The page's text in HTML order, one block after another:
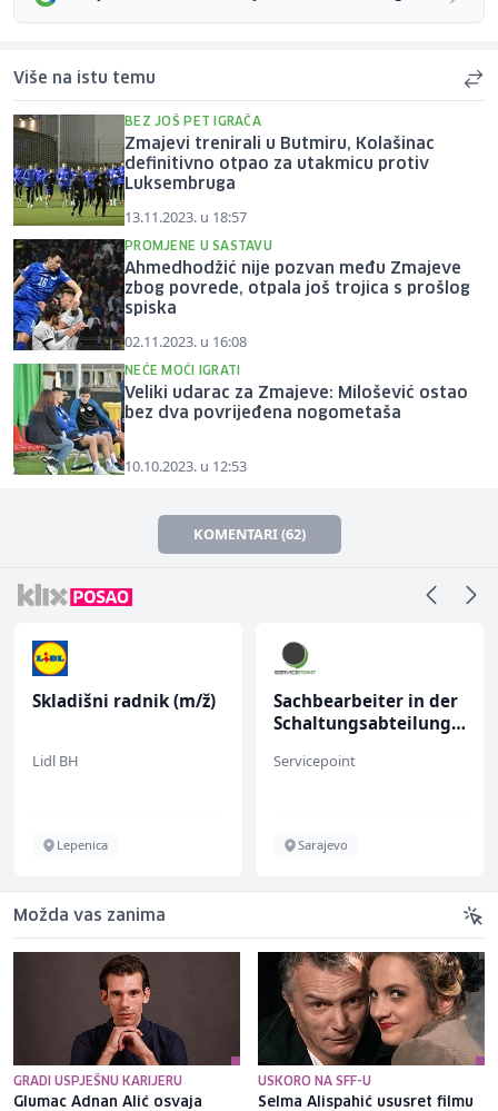
Više na istu temu
BEZ JOŠ PET IGRAČA
Zmajevi trenirali u Butmiru, Kolašinac
definitivno otpao za utakmicu protiv
Luksembruga
13.11.2023. u 18:57
PROMJENE U SASTAVU
Ahmedhodžić nije pozvan među Zmajeve
zbog povrede, otpala još trojica s prošlog
spiska
02.11.2023. u 16:08
NEĆE MOĆI IGRATI
Veliki udarac za Zmajeve: Milošević ostao
bez dva povrijeđena nogometaša
10.10.2023. u 12:53
KOMENTARI (62)
Skladišni radnik (m/ž)
Lidl BH
Lepenica
Sachbearbeiter in der
Schaltungsabteilung
Servicepoint
Sarajevo
Možda vas zanima
GRADI USPJEŠNU KARIJERU
Glumac Adnan Alić osvaja
USKORO NA SFF-U
Selma Alispahić ususret filmu